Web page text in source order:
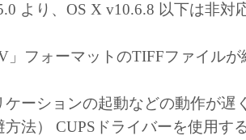
権利を許諾します。
ーは、本ソフトウェアの全部ま
、リバース・エンジニアリング、
センブル等することはできませ
ノン、キヤノンマーケティングジ
より、OS X v10.6.8 以下は非対
」フォーマットのTIFFファイル
ケーションの起動などの動作が遅
方法） CUPSドライバーを使用す